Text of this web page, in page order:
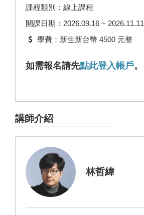
課程類別：線上課程
開課日期：2026.09.16 ~ 2026.11.11
學費：新生新台幣 4500 元整
如需報名請先點此登入帳戶。
講師介紹
林哲緯